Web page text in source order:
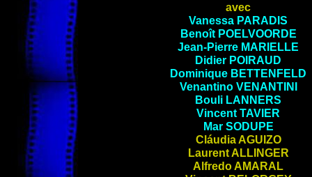
avec
Vanessa PARADIS
Benoît POELVOORDE
Jean-Pierre MARIELLE
Didier POIRAUD
Dominique BETTENFELD
Venantino VENANTINI
Bouli LANNERS
Vincent TAVIER
Mar SODUPE
Cláudia AGUIZO
Laurent ALLINGER
Alfredo AMARAL